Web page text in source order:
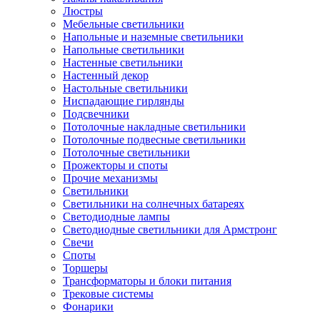
Люстры
Мебельные светильники
Напольные и наземные светильники
Напольные светильники
Настенные светильники
Настенный декор
Настольные светильники
Ниспадающие гирлянды
Подсвечники
Потолочные накладные светильники
Потолочные подвесные светильники
Потолочные светильники
Прожекторы и споты
Прочие механизмы
Светильники
Светильники на солнечных батареях
Светодиодные лампы
Светодиодные светильники для Армстронг
Свечи
Споты
Торшеры
Трансформаторы и блоки питания
Трековые системы
Фонарики